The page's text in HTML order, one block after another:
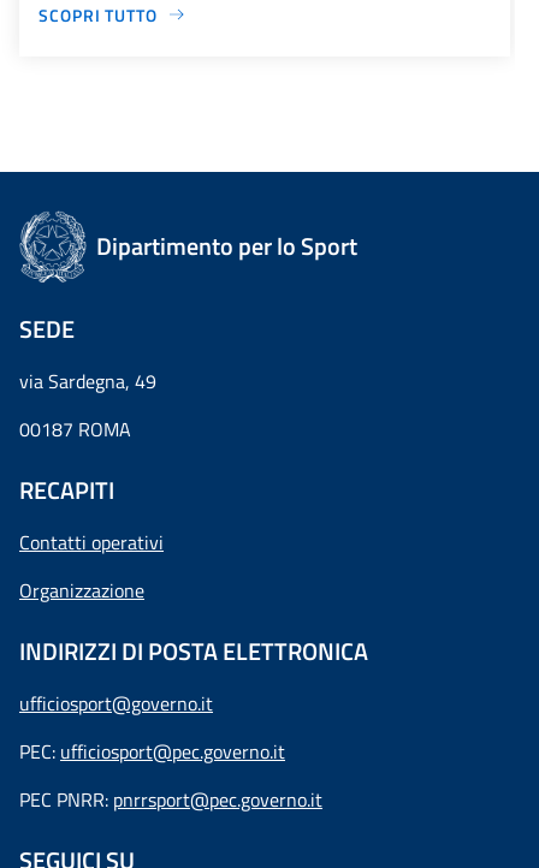
SCOPRI TUTTO
Dipartimento per lo Sport
SEDE
via Sardegna, 49
00187 ROMA
RECAPITI
Contatti operativi
Organizzazione
INDIRIZZI DI POSTA ELETTRONICA
ufficiosport@governo.it
PEC: ufficiosport@pec.governo.it
PEC PNRR: pnrrsport@pec.governo.it
SEGUICI SU